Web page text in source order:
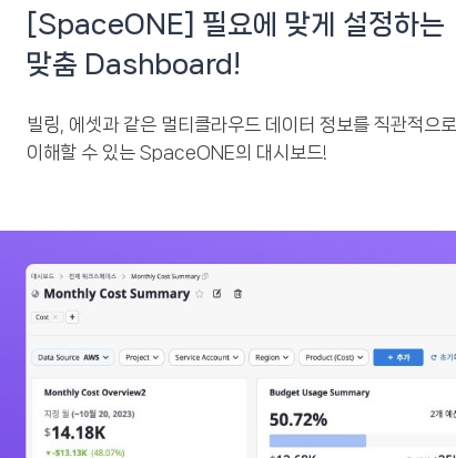
[SpaceONE] 필요에 맞게 설정하는
맞춤 Dashboard!
빌링, 에셋과 같은 멀티클라우드 데이터 정보를 직관적으로
이해할 수 있는 SpaceONE의 대시보드!